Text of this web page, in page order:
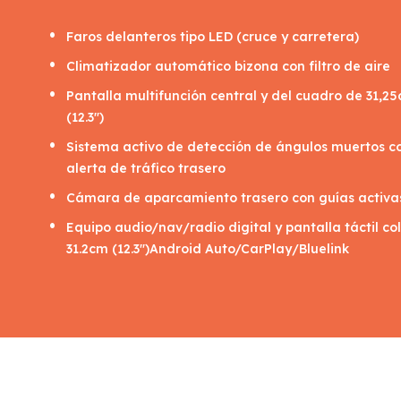
Faros delanteros tipo LED (cruce y carretera)
Climatizador automático bizona con filtro de aire
Pantalla multifunción central y del cuadro de
(12.3")
Sistema activo de detección de ángulos muertos
alerta de tráfico trasero
Cámara de aparcamiento trasero con guías
Equipo audio/nav/radio digital y pantalla táctil
31.2cm (12.3")Android Auto/CarPlay/Bluelink